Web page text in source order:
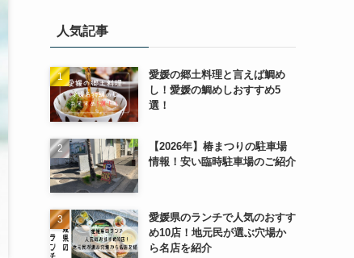
人気記事
愛媛の郷土料理と言えば鯛め
し！愛媛の鯛めしおすすめ5
選！
【2026年】椿まつりの駐車場
情報！安い臨時駐車場のご紹介
愛媛県のランチで人気のおすす
め10店！地元民が選ぶ穴場か
ら名店を紹介